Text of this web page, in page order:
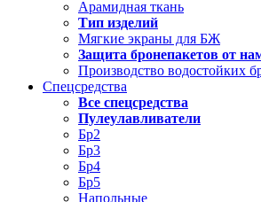
Арамидная ткань
Тип изделий
Мягкие экраны для БЖ
Защита бронепакетов от
Производство водостойких
Спецсредства
Все спецсредства
Пулеулавливатели
Бр2
Бр3
Бр4
Бр5
Напольные